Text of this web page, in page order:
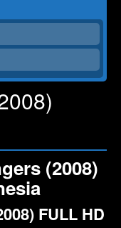
(2008)
FULL HD